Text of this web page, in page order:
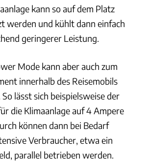
kann so auf dem Platz
werden und kühlt dann einfach
geringerer Leistung.
Mode kann aber auch zum
innerhalb des Reisemobils
lässt sich beispielsweise der
die Klimaanlage auf 4 Ampere
können dann bei Bedarf
Verbraucher, etwa ein
parallel betrieben werden.